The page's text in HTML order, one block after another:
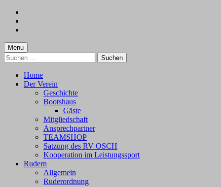
content
footer
Menu
Suchen
nach:
Home
Der Verein
Geschichte
Bootshaus
Gäste
Mitgliedschaft
Ansprechpartner
TEAMSHOP
Satzung des RV OSCH
Kooperation im Leistungssport
Rudern
Allgemein
Ruderordnung